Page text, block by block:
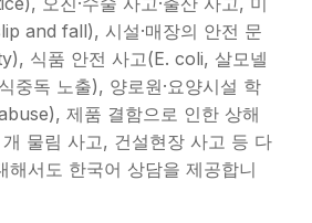
and fall), 시설·매장의 안전 문
식품 안전 사고(E. coli, 살모넬
중독 노출), 양로원·요양시설 학
제품 결함으로 인한 상해
물림 사고, 건설현장 사고 등 다
해서도 한국어 상담을 제공합니